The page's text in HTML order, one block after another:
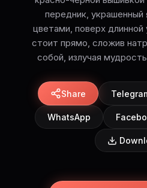
передник,
цветами, поверх
стоит прямо, сложив
собой, излучая
Share
WhatsApp